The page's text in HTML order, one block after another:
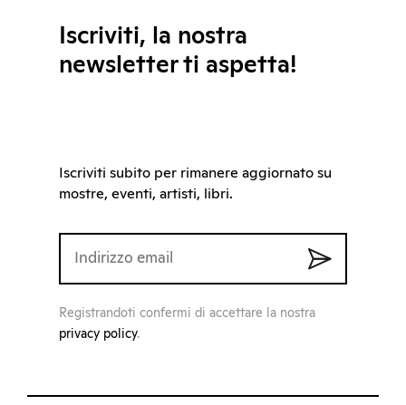
Iscriviti, la nostra
newsletter ti aspetta!
Iscriviti subito per rimanere aggiornato su
mostre, eventi, artisti, libri.
Registrandoti confermi di accettare la nostra
privacy policy.